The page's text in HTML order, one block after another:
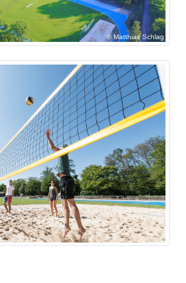
Matthias Schlag